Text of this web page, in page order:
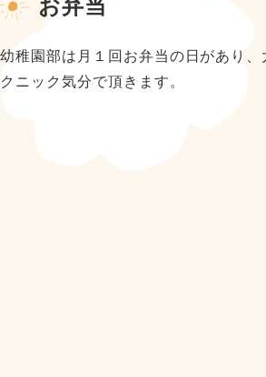
お弁当
幼稚園部は月１回お弁当の日があり
クニック気分で頂きます。